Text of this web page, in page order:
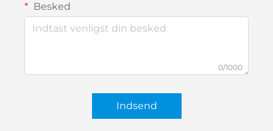
Besked
0/1000
Indsend